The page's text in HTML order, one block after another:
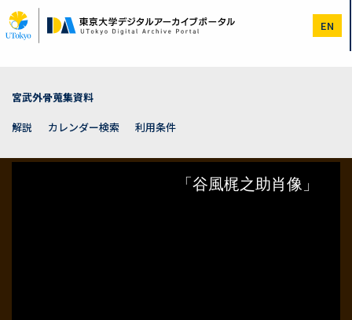
イ
ン
EN
宮武外骨蒐集資料
解説
カレンダー検索 利用条件